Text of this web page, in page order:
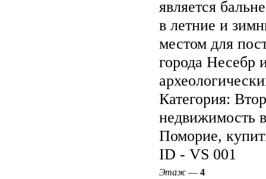
является
в летние и
местом для
города Несебр
Категория:
недвижимость
Поморие,
ID - VS 001
Этаж — 4